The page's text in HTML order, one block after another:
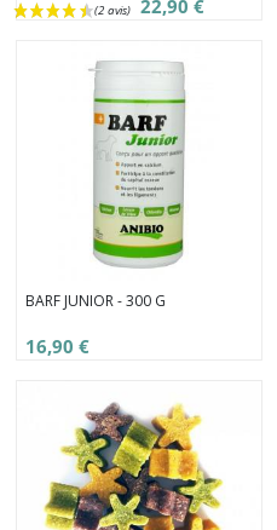
22,90 €
BARF JUNIOR - 300 G
16,90 €